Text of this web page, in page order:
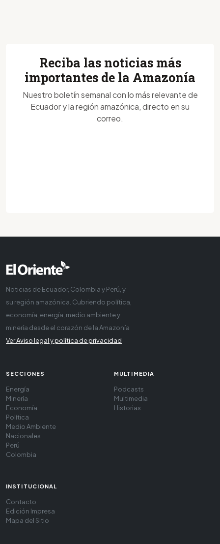
Reciba las noticias más
importantes de la Amazonía
Nuestro boletín semanal con lo más relevante de
Ecuador y la región amazónica, directo en su
correo.
Noticias de Ecuador, Colombia y Perú, y
su región amazónica. Cubriendo política,
economía, energía, medio ambiente y
minería desde el corazón de la Amazonía
Ver Aviso legal y política de privacidad
SECCIONES
Energía
Minería
Economía
Política
Medio Ambiente
Nacionales
Perú
Colombia
MULTIMEDIA
Podcasts
Multimedia
Historias
INSTITUCIONAL
Contacto
Edición Impresa
Mapa del Sitio